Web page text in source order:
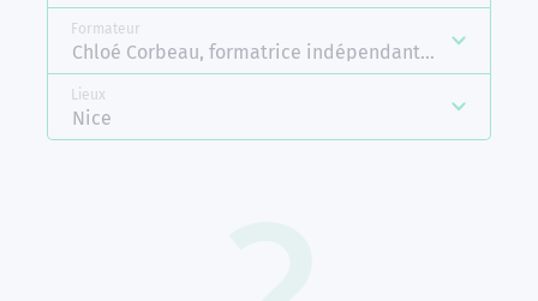
Formateur
Chloé Corbeau, formatrice indépendante
Lieux
Nice